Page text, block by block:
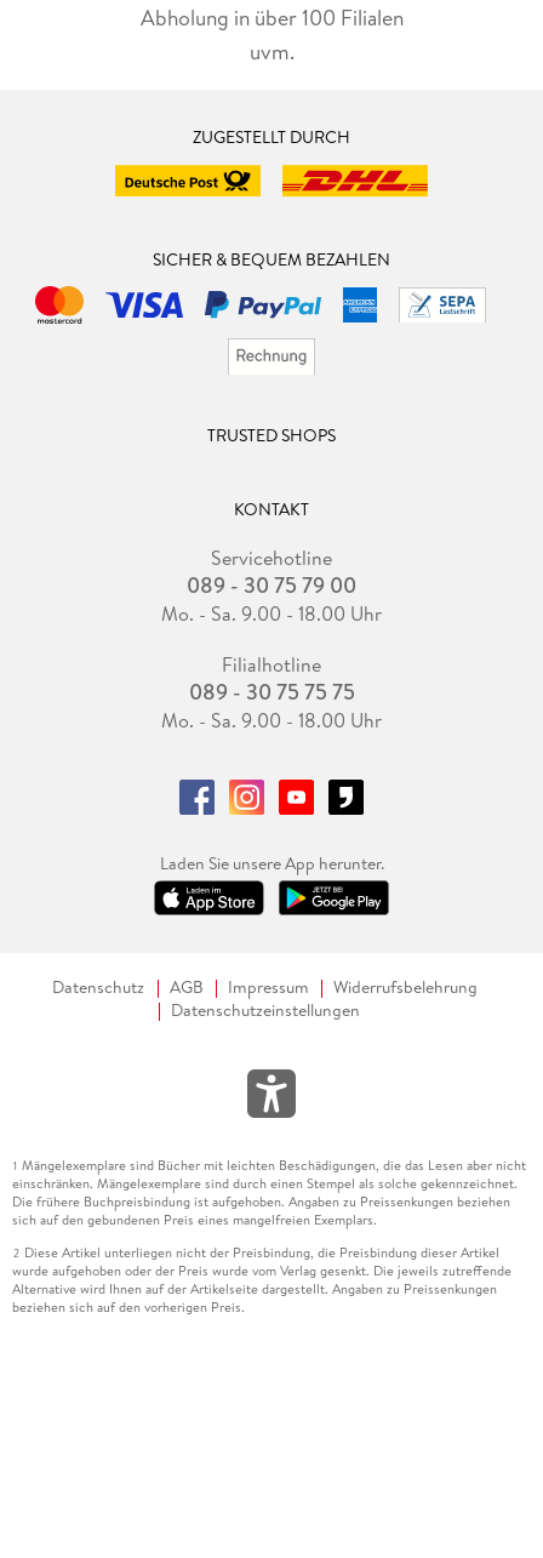
Abholung in über 100 Filialen
uvm.
ZUGESTELLT DURCH
SICHER & BEQUEM BEZAHLEN
TRUSTED SHOPS
KONTAKT
Servicehotline
089 - 30 75 79 00
Mo. - Sa. 9.00 - 18.00 Uhr
Filialhotline
089 - 30 75 75 75
Mo. - Sa. 9.00 - 18.00 Uhr
Laden Sie unsere App herunter.
Datenschutz AGB Impressum
Widerrufsbelehrung
Datenschutzeinstellungen
1 Mängelexemplare sind Bücher mit leichten Beschädigungen, die das Lesen aber nicht
einschränken. Mängelexemplare sind durch einen Stempel als solche gekennzeichnet.
Die frühere Buchpreisbindung ist aufgehoben. Angaben zu Preissenkungen beziehen
sich auf den gebundenen Preis eines mangelfreien Exemplars.
2 Diese Artikel unterliegen nicht der Preisbindung, die Preisbindung dieser Artikel
wurde aufgehoben oder der Preis wurde vom Verlag gesenkt. Die jeweils zutreffende
Alternative wird Ihnen auf der Artikelseite dargestellt. Angaben zu Preissenkungen
beziehen sich auf den vorherigen Preis.